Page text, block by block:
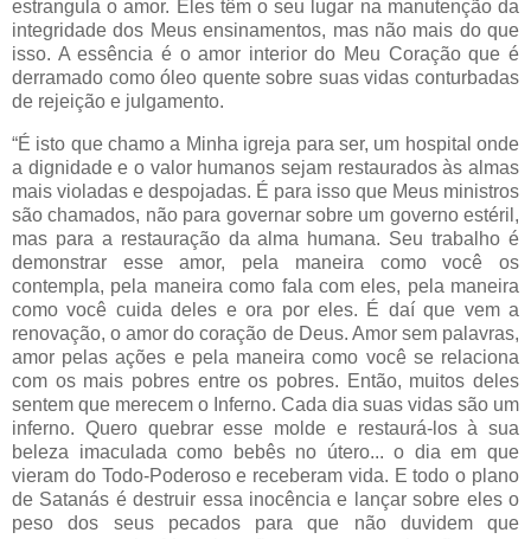
estrangula o amor. Eles têm o seu lugar na manutenção da
integridade dos Meus ensinamentos, mas não mais do que
isso. A essência é o amor interior do Meu Coração que é
derramado como óleo quente sobre suas vidas conturbadas
de rejeição e julgamento.
“É isto que chamo a Minha igreja para ser, um hospital onde
a dignidade e o valor humanos sejam restaurados às almas
mais violadas e despojadas. É para isso que Meus ministros
são chamados, não para governar sobre um governo estéril,
mas para a restauração da alma humana. Seu trabalho é
demonstrar esse amor, pela maneira como você os
contempla, pela maneira como fala com eles, pela maneira
como você cuida deles e ora por eles. É daí que vem a
renovação, o amor do coração de Deus. Amor sem palavras,
amor pelas ações e pela maneira como você se relaciona
com os mais pobres entre os pobres. Então, muitos deles
sentem que merecem o Inferno. Cada dia suas vidas são um
inferno. Quero quebrar esse molde e restaurá-los à sua
beleza imaculada como bebês no útero... o dia em que
vieram do Todo-Poderoso e receberam vida. E todo o plano
de Satanás é destruir essa inocência e lançar sobre eles o
peso dos seus pecados para que não duvidem que